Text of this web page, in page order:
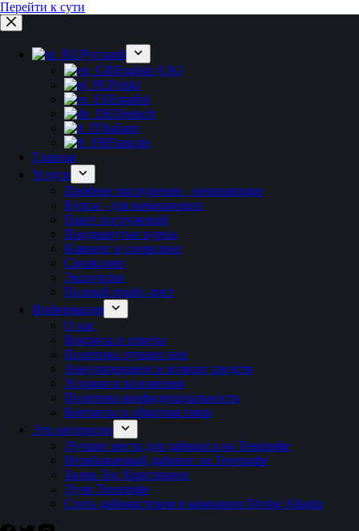
Перейти к сути
Русский
English (UK)
Polski
Español
Deutsch
Italiano
Français
Главная
Услуги
Пробное погружение - начинающие
Курсы - для начинающих
Пакет погружений
Продвинутые курсы
Каякинг и снорклинг
Снорклинг
Экскурсии
Полный прайс-лист
Информация
О нас
Вопросы и ответы
Политика лучших цен
Аннулирование и возврат средств
Условия и положения
Политика конфиденциальности
Контакты и обратная связь
Это интересно
Лучшие места для дайвинга на Тенерифе
Незабываемый дайвинг на Тенерифе
Залив Лос Кристианос
Лучи Тенерифе
Стать дайвмастером в компании Diving Atlantis